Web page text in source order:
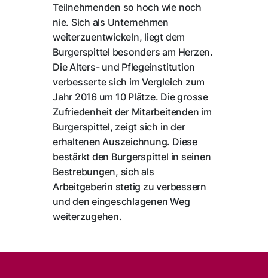
Teilnehmenden so hoch wie noch
nie. Sich als Unternehmen
weiterzuentwickeln, liegt dem
Burgerspittel besonders am Herzen.
Die Alters- und Pflegeinstitution
verbesserte sich im Vergleich zum
Jahr 2016 um 10 Plätze. Die grosse
Zufriedenheit der Mitarbeitenden im
Burgerspittel, zeigt sich in der
erhaltenen Auszeichnung. Diese
bestärkt den Burgerspittel in seinen
Bestrebungen, sich als
Arbeitgeberin stetig zu verbessern
und den eingeschlagenen Weg
weiterzugehen.